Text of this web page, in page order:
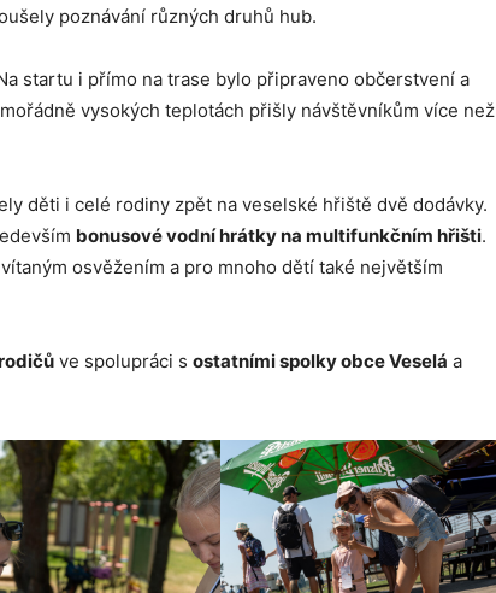
poznávání různých druhů hub.
startu i přímo na trase bylo připraveno občerstvení a
vysokých teplotách přišly návštěvníkům více než
děti i celé rodiny zpět na veselské hřiště dvě dodávky.
bonusové vodní hrátky na multifunkčním hřišti.
osvěžením a pro mnoho dětí také největším
ve spolupráci s ostatními spolky obce Veselá a